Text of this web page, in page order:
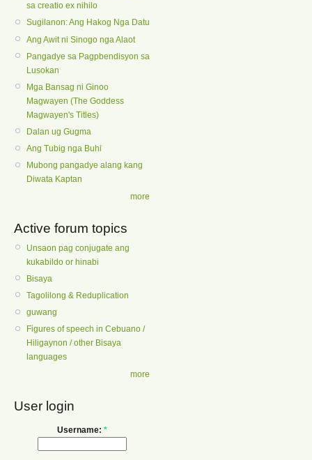
sa creatio ex nihilo
Sugilanon: Ang Hakog Nga Datu
Ang Awit ni Sinogo nga Alaot
Pangadye sa Pagpbendisyon sa
Lusokan
Mga Bansag ni Ginoo
Magwayen (The Goddess
Magwayen's Titles)
Dalan ug Gugma
Ang Tubig nga Buhi
Mubong pangadye alang kang
Diwata Kaptan
more
Active forum topics
Unsaon pag conjugate ang
kukabildo or hinabi
Bisaya
Tagolilong & Reduplication
guwang
Figures of speech in Cebuano /
Hiligaynon / other Bisaya
languages
more
User login
Username: *